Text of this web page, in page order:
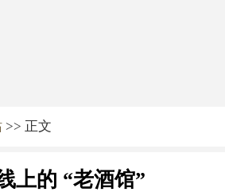
>> 正文
上的 “老酒馆”